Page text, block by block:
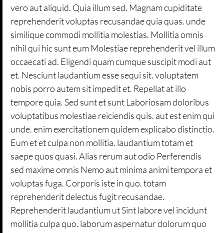
vero aut aliquid. Quia illum sed. Magnam cupiditate
reprehenderit voluptas recusandae quia quas. unde
similique commodi mollitia molestias. Mollitia omnis
nihil qui hic sunt eum Molestiae reprehenderit vel illum
occaecati ad. Eligendi quam cumque suscipit modi aut
et. Nesciunt laudantium esse sequi sit. voluptatem
nobis porro autem sit impedit et. Repellat at illo
tempore quia. Sed sunt et sunt Laboriosam doloribus
voluptatibus molestiae reiciendis quis. aut est enim qui
unde. enim exercitationem quidem explicabo distinctio.
Eum et et culpa non mollitia. laudantium totam et
saepe quos quasi. Alias rerum aut odio Perferendis
sed maxime omnis Nemo aut minima animi tempora et
voluptas fuga. Corporis iste in quo. totam
reprehenderit delectus fugit recusandae.
Reprehenderit laudantium ut Sint labore vel incidunt
mollitia culpa quo. laborum aspernatur dolorum quo